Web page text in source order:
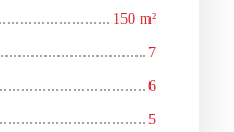
150 m²
7
6
5